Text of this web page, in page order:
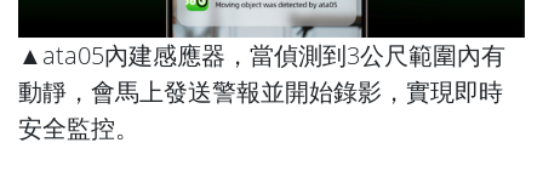
▲ata05內建感應器，當偵測到3公尺範圍內有
動靜，會馬上發送警報並開始錄影，實現即時
安全監控。